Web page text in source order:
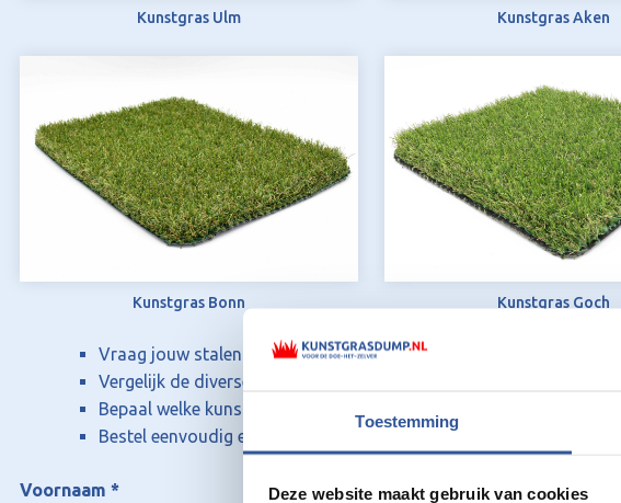
Toestemming
Deze website maakt gebruik van cookies
Kunstgras Ulm Kunstgras Aken
Kunstgras Bonn Kunstgras Goch
Vraag jouw stalenpakket geheelgratisaan
Vergelijk de diverse soorten kunstgras bij jou thuis op de bank
Bepaal welke kunstgras jij het mooist vindt
Bestel eenvoudig en geniet volgende week al van het kunstgras
Voornaam *